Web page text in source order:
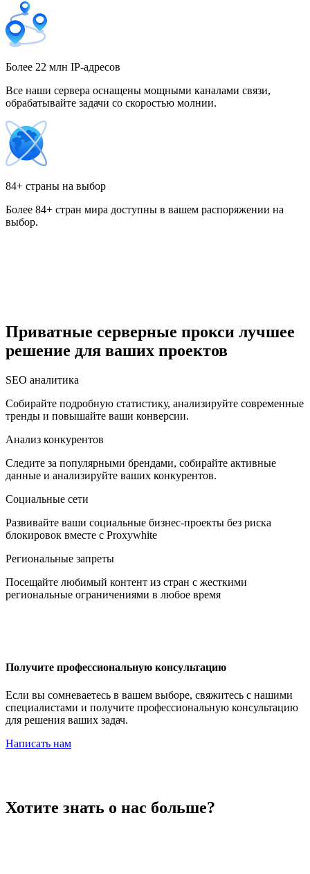
Греция
Дания
Израиль
Индонезия
Иран
Более 22 млн IP-адресов
Все наши сервера оснащены мощными каналами связи,
обрабатывайте задачи со скоростью молнии.
84+ страны на выбор
Более 84+ стран мира доступны в вашем распоряжении на
выбор.
Приватные серверные прокси лучшее
решение для ваших проектов
SEO аналитика
Собирайте подробную статистику, анализируйте современные
тренды и повышайте ваши конверсии.
Анализ конкурентов
Следите за популярными брендами, собирайте активные
данные и анализируйте ваших конкурентов.
Социальные сети
Развивайте ваши социальные бизнес-проекты без риска
блокировок вместе с Proxywhite
Региональные запреты
Посещайте любимый контент из стран с жесткими
региональные ограничениями в любое время
Получите профессиональную консультацию
Если вы сомневаетесь в вашем выборе, свяжитесь с нашими
специалистами и получите профессиональную консультацию
для решения ваших задач.
Написать нам
Хотите знать о нас больше?